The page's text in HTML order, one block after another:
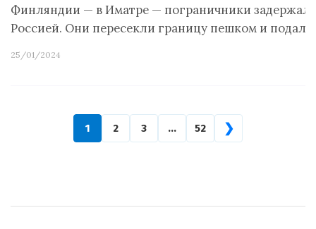
Финляндии — в Иматре — пограничники
Россией. Они пересекли границу пешком и
25/01/2024
1 2 3 … 52 ❯